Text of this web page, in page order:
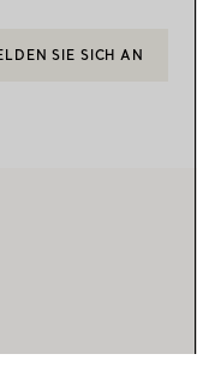
SIE SICH AN